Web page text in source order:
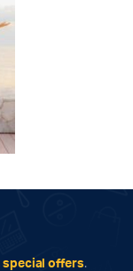
special offers.